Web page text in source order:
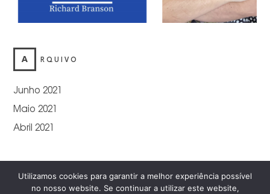
A RQUIVO
Junho 2021
Maio 2021
Abril 2021
Utilizamos cookies para garantir a melhor experiência possível
no nosso website. Se continuar a utilizar este website,